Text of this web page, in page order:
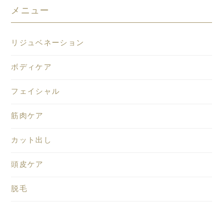
メニュー
リジュベネーション
ボディケア
フェイシャル
筋肉ケア
カット出し
頭皮ケア
脱毛